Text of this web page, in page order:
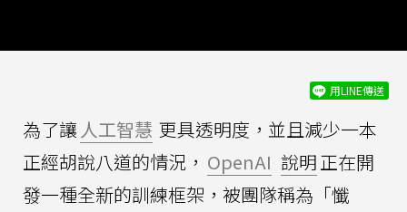
用LINE傳送
為了讓 人工智慧 更具透明度，並且減少一本
正經胡說八道的情況， OpenAI 說明正在開
發一種全新的訓練框架，被團隊稱為「懺